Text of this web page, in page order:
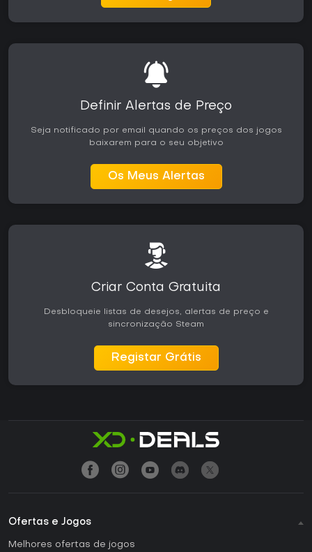
Definir Alertas de Preço
Seja notificado por email quando os preços dos jogos
baixarem para o seu objetivo
Os Meus Alertas
Criar Conta Gratuita
Desbloqueie listas de desejos, alertas de preço e
sincronização Steam
Registar Grátis
Ofertas e Jogos
Melhores ofertas de jogos